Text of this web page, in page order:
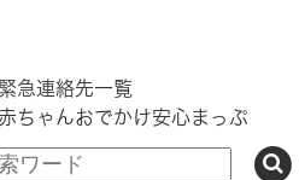
急連絡先一覧
ちゃんおでかけ安心まっぷ